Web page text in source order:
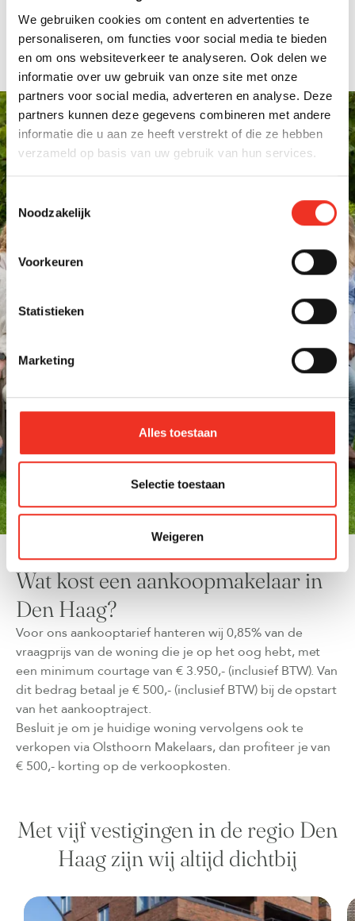
We gebruiken cookies om content en advertenties te
personaliseren, om functies voor social media te bieden
en om ons websiteverkeer te analyseren. Ook delen we
informatie over uw gebruik van onze site met onze
partners voor social media, adverteren en analyse. Deze
partners kunnen deze gegevens combineren met andere
informatie die u aan ze heeft verstrekt of die ze hebben
verzameld op basis van uw gebruik van hun services.
Toestemmingsselectie
Noodzakelijk
Voorkeuren
Statistieken
Marketing
Alles toestaan
Selectie toestaan
Weigeren
Scherpe tarieven waarbij je 9 van de 10 keer
voordeliger uit bent.
OVERTUIGD VAN ONZE AANPAK?
Maak kennis met
aankoopmakelaars
wel! Heb je een huis in Den Haag op het oog
Neem contact met ons op!
Aankoopmakelaar inschakelen
Wat kost een aankoopmakelaar in
Den Haag?
Voor ons aankooptarief hanteren wij 0,85% van de
vraagprijs van de woning die je op het oog hebt, met
een minimum courtage van € 3.950,- (inclusief BTW). Van
dit bedrag betaal je € 500,- (inclusief BTW) bij de opstart
van het aankooptraject.
Besluit je om je huidige woning vervolgens ook te
verkopen via Olsthoorn Makelaars, dan profiteer je van
€ 500,- korting op de verkoopkosten.
Met vijf vestigingen in de regio Den
Haag zijn wij altijd dichtbij